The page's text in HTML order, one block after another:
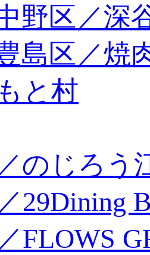
野区／深
島区／焼
と村
のじろう
29Dining
FLOWS